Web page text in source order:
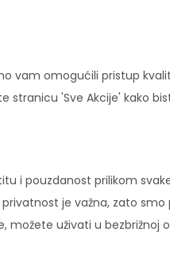
vam omogućili pristup
stranicu 'Sve Akcije' kako
i pouzdanost prilikom
je važna, zato
možete uživati u bezbrižnoj